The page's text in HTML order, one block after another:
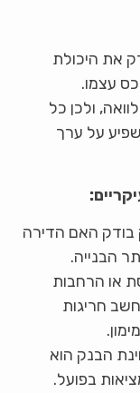
את היכולת
עצמו.
ולכן כל
על ערך
בודק האם הדירה
הבנייה.
או הרחבות
חריגות
הבנק הוא
בפועל.